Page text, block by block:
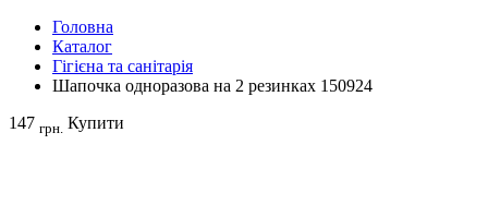
Головна
Каталог
Гігієна та санітарія
Шапочка одноразова на 2 резинках 150924
147 грн. Купити